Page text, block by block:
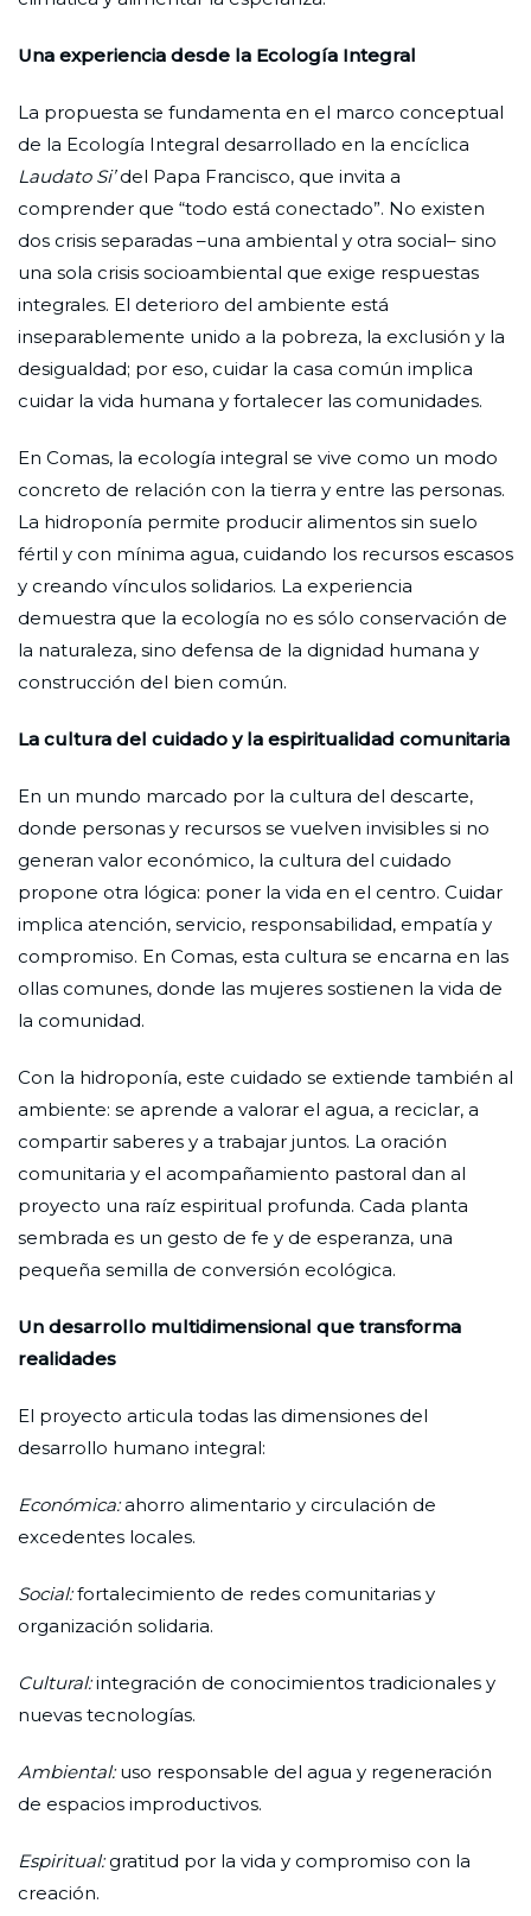
Una experiencia desde la Ecología Integral
La propuesta se fundamenta en el marco conceptual
de la Ecología Integral desarrollado en la encíclica
Laudato Si’del Papa Francisco, que invita a
comprender que “todo está conectado”. No existen
dos crisis separadas –una ambiental y otra social– sino
una sola crisis socioambiental que exige respuestas
integrales. El deterioro del ambiente está
inseparablemente unido a la pobreza, la exclusión y la
desigualdad; por eso, cuidar la casa común implica
cuidar la vida humana y fortalecer las comunidades.
En Comas, la ecología integral se vive como un modo
concreto de relación con la tierra y entre las personas.
La hidroponía permite producir alimentos sin suelo
fértil y con mínima agua, cuidando los recursos escasos
y creando vínculos solidarios. La experiencia
demuestra que la ecología no es sólo conservación de
la naturaleza, sino defensa de la dignidad humana y
construcción del bien común.
La cultura del cuidado y la espiritualidad comunitaria
En un mundo marcado por la cultura del descarte,
donde personas y recursos se vuelven invisibles si no
generan valor económico, la cultura del cuidado
propone otra lógica: poner la vida en el centro. Cuidar
implica atención, servicio, responsabilidad, empatía y
compromiso. En Comas, esta cultura se encarna en las
ollas comunes, donde las mujeres sostienen la vida de
la comunidad.
Con la hidroponía, este cuidado se extiende también al
ambiente: se aprende a valorar el agua, a reciclar, a
compartir saberes y a trabajar juntos. La oración
comunitaria y el acompañamiento pastoral dan al
proyecto una raíz espiritual profunda. Cada planta
sembrada es un gesto de fe y de esperanza, una
pequeña semilla de conversión ecológica.
Un desarrollo multidimensional que transforma
realidades
El proyecto articula todas las dimensiones del
desarrollo humano integral:
Económica:ahorro alimentario y circulación de
excedentes locales.
Social:fortalecimiento de redes comunitarias y
organización solidaria.
Cultural:integración de conocimientos tradicionales y
nuevas tecnologías.
Ambiental:uso responsable del agua y regeneración
de espacios improductivos.
Espiritual:gratitud por la vida y compromiso con la
creación.